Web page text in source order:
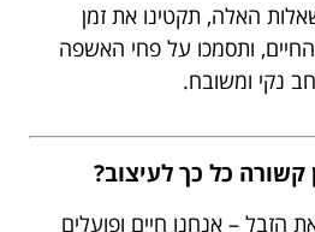
האלה, תקטינו את זמן
החיים, ותסמכו על פחי האשפה
נקי ומשובח.
קשורה כל כך לעיצוב?
הזבל – אנחנו חיים ופועלים